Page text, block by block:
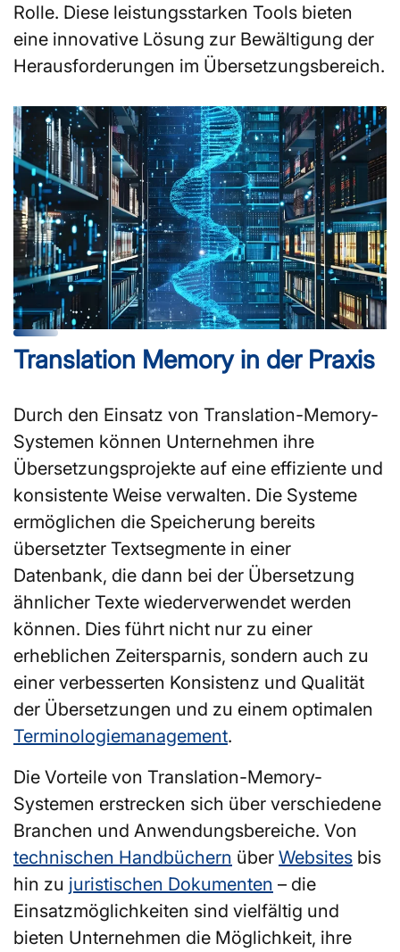
Rolle. Diese leistungsstarken Tools bieten
eine innovative Lösung zur Bewältigung der
Herausforderungen im Übersetzungsbereich.
Translation Memory in der Praxis
Durch den Einsatz von Translation-Memory-
Systemen können Unternehmen ihre
Übersetzungsprojekte auf eine effiziente und
konsistente Weise verwalten. Die Systeme
ermöglichen die Speicherung bereits
übersetzter Textsegmente in einer
Datenbank, die dann bei der Übersetzung
ähnlicher Texte wiederverwendet werden
können. Dies führt nicht nur zu einer
erheblichen Zeitersparnis, sondern auch zu
einer verbesserten Konsistenz und Qualität
der Übersetzungen und zu einem optimalen
Terminologiemanagement.
Die Vorteile von Translation-Memory-
Systemen erstrecken sich über verschiedene
Branchen und Anwendungsbereiche. Von
technischen Handbüchern über Websites bis
hin zu juristischen Dokumenten – die
Einsatzmöglichkeiten sind vielfältig und
bieten Unternehmen die Möglichkeit, ihre